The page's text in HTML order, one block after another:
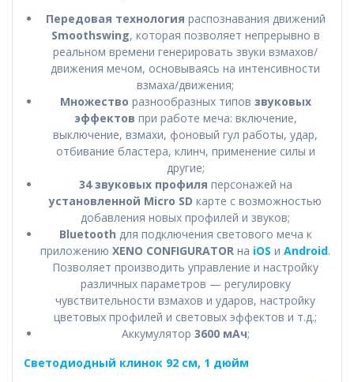
Передовая технология распознавания движений
Smoothswing, которая позволяет непрерывно в
реальном времени генерировать звуки взмахов/
движения мечом, основываясь на интенсивности
взмаха/движения;
Множество разнообразных типов звуковых
эффектов при работе меча: включение,
выключение, взмахи, фоновый гул работы, удар,
отбивание бластера, клинч, применение силы и
другие;
34 звуковых профиля персонажей на
установленной Micro SD карте с возможностью
добавления новых профилей и звуков;
Bluetooth для подключения светового меча к
приложению XENO CONFIGURATOR на iOS и Android.
Позволяет производить управление и настройку
различных параметров — регулировку
чувствительности взмахов и ударов, настройку
цветовых профилей и световых эффектов и т.д.;
Аккумулятор 3600 мАч;
Светодиодный клинок 92 см, 1 дюйм